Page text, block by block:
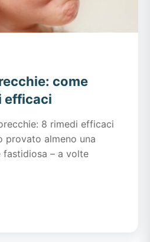
come
efficaci
8 rimedi efficaci
provato almeno una
fastidiosa – a volte